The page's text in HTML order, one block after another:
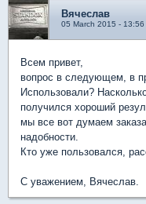
Вячеслав
05 March 2015 - 13:56
Всем привет,
вопрос в следующем, в
Использовали?
получился хороший
мы все вот думаем
надобности.
Кто уже пользовался,
С уважением, Вячеслав.